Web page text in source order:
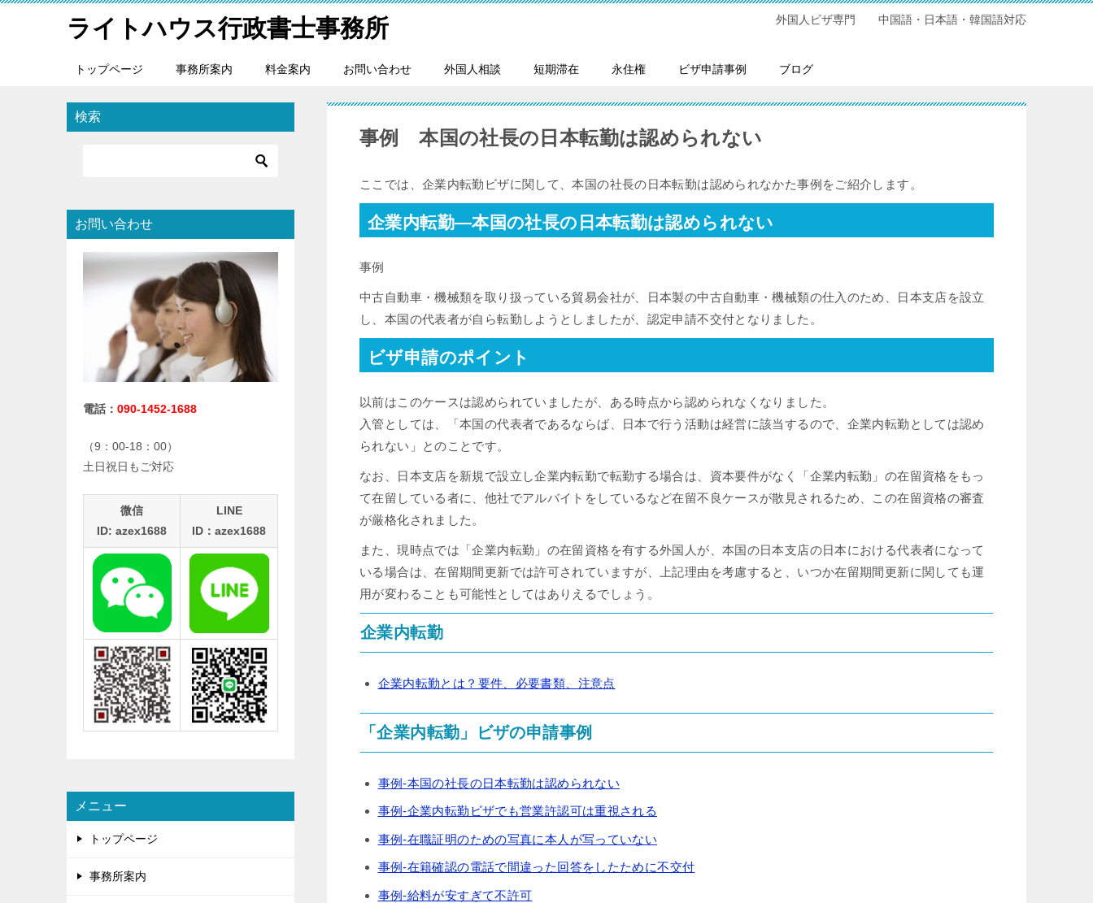
ライトハウス行政書士事務所 外国人ビザ専門 中国語・日本語・韓国語対応
トップページ 事務所案内 料金案内 お問い合わせ 外国人相談 短期滞在 永住権 ビザ申請事例 ブログ
事例 本国の社長の日本転勤は認められない
ここでは、企業内転勤ビザに関して、本国の社長の日本転勤は認められなかた事例をご紹介します。
企業内転勤―本国の社長の日本転勤は認められない
事例
中古自動車・機械類を取り扱っている貿易会社が、日本製の中古自動車・機械類の仕入のため、日本支店を設立
し、本国の代表者が自ら転勤しようとしましたが、認定申請不交付となりました。
ビザ申請のポイント
以前はこのケースは認められていましたが、ある時点から認められなくなりました。
入管としては、「本国の代表者であるならば、日本で行う活動は経営に該当するので、企業内転勤としては認め
られない」とのことです。
なお、日本支店を新規で設立し企業内転勤で転勤する場合は、資本要件がなく「企業内転勤」の在留資格をもっ
て在留している者に、他社でアルバイトをしているなど在留不良ケースが散見されるため、この在留資格の審査
が厳格化されました。
また、現時点では「企業内転勤」の在留資格を有する外国人が、本国の日本支店の日本における代表者になって
いる場合は、在留期間更新では許可されていますが、上記理由を考慮すると、いつか在留期間更新に関しても運
用が変わることも可能性としてはありえるでしょう。
企業内転勤
企業内転勤とは？要件、必要書類、注意点
「企業内転勤」ビザの申請事例
事例-本国の社長の日本転勤は認められない
事例-企業内転勤ビザでも営業許認可は重視される
事例-在職証明のための写真に本人が写っていない
事例-在籍確認の電話で間違った回答をしたために不交付
事例-給料が安すぎて不許可
検索
お問い合わせ
電話： 090-1452-1688
（9：00-18：00）
土日祝日もご対応
微信
ID: azex1688
LINE
ID：azex1688
メニュー
トップページ
事務所案内